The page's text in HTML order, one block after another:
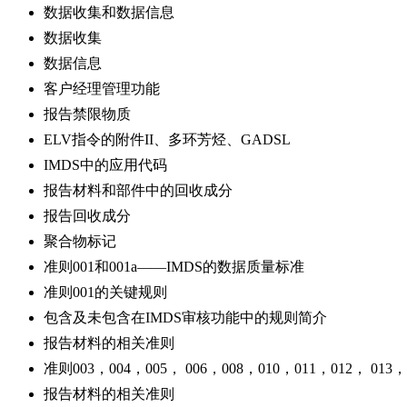
数据收集和数据信息
数据收集
数据信息
客户经理管理功能
报告禁限物质
ELV指令的附件II、多环芳烃、GADSL
IMDS中的应用代码
报告材料和部件中的回收成分
报告回收成分
聚合物标记
准则001和001a——IMDS的数据质量标准
准则001的关键规则
包含及未包含在IMDS审核功能中的规则简介
报告材料的相关准则
准则003，004，005， 006，008，010，011，012， 013
报告材料的相关准则